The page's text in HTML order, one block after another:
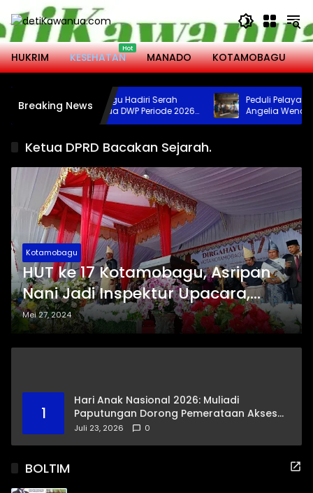
Langsung
ke
konten
HUKRIM
KESEHATAN MANADO KOTAMOBAGU
Breaking News
Wali Kota Kotamobagu Hadiri Serah
Terima Jabatan Ketua DWP Periode 2026-
2031
Peduli Pelayanan
Angelia Wenas
Jenazah untuk
Ketua DPRD Bacakan Sejarah.
Kotamobagu
HUT ke 17 Kotamobagu, Asripan
Nani Jadi Inspektur Upacara,
Ketua DPRD Bacakan Sejarah.
Mei 27, 2024
1
Hari Anak Nasional 2026: Muliadi
Paputungan Dorong Pemerataan Akses
Pendidikan dan Proteksi Digital Anak Sulut
Juli 23, 2026 0
BOLTIM